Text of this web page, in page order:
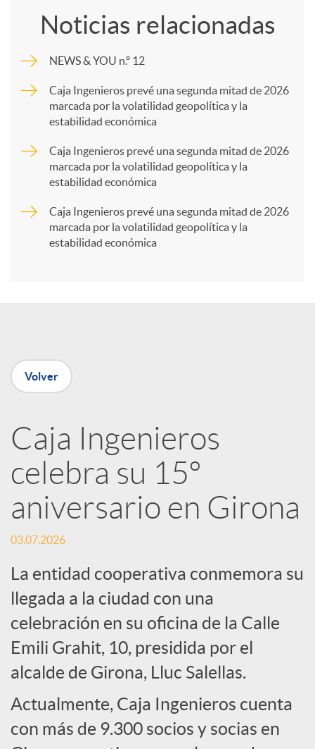
m
p
e
R
e
d
e
s
S
o
Noticias relacionadas
NEWS & YOU n.º 12
Caja Ingenieros prevé una segunda mitad de 2026
marcada por la volatilidad geopolítica y la
estabilidad económica
Caja Ingenieros prevé una segunda mitad de 2026
marcada por la volatilidad geopolítica y la
estabilidad económica
Caja Ingenieros prevé una segunda mitad de 2026
marcada por la volatilidad geopolítica y la
estabilidad económica
Volver
Caja Ingenieros
celebra su 15º
aniversario en Girona
03.07.2026
La entidad cooperativa conmemora su
llegada a la ciudad con una
celebración en su oficina de la Calle
Emili Grahit, 10, presidida por el
alcalde de Girona, Lluc Salellas.
Actualmente, Caja Ingenieros cuenta
con más de 9.300 socios y socias en